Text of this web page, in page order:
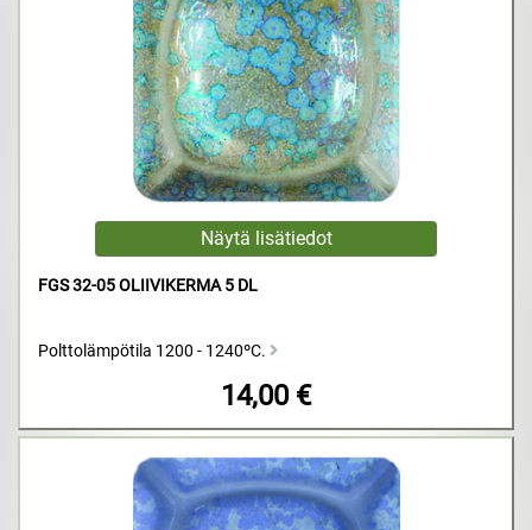
FGS 32-05 OLIIVIKERMA 5 DL
Polttolämpötila 1200 - 1240ºC.
14,00 €